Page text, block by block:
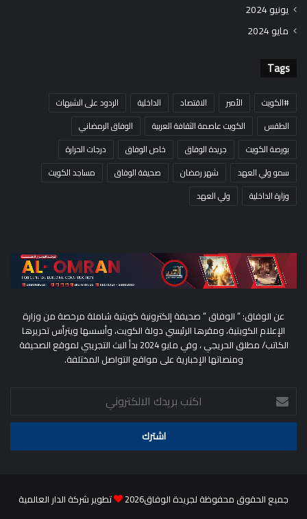
يونيو 2024
مايو 2024
Tags
#الكويت الأمير الاقتصاد الداخلية
الردود على الشبهات
الطقس
الكويت عاصمة الثقافة العربية
الوفاق الرمضاني
بورصة الكويت
جريدة الوفاق خاص الوفاق
درجات الحرارة
سمو ولي العهد
شهر رمضان صحيفة الوفاق
مساجد الكويت
وزارة الداخلية
ولي العهد
عن الوفاق: ” الوفاق ” صحيفة إلكترونية كويتية شاملة مرخصة من وزارة
الإعلام الكويتية، ومقرها الرئيسي دولة الكويت، وأسسها ويترأس تحريرها
الكاتب/ مطلق الحريجي ، وفي مايو 2024 بدأ البث التجريبي لموقع الصحيفة
ومنصاتها الإخبارية على مواقع التواصل المختلفة.
اكتب
بريدك
الالكتروني
جميع الحقوق محفوظة لجريدة الوفاق2026 تطوير شركة الدار العالمية